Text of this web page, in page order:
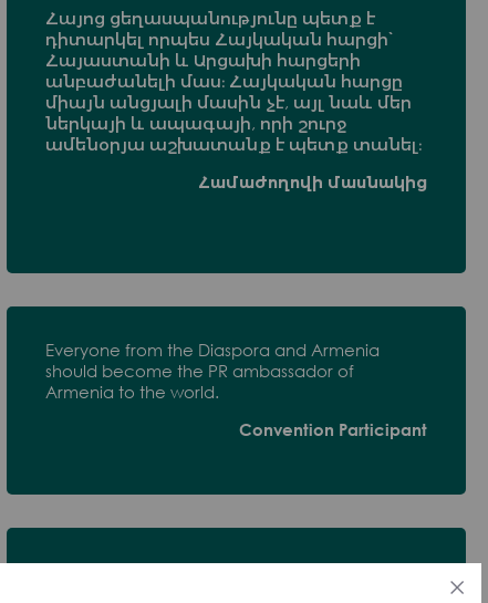
Հայոց ցեղասպանությունը պետք է
դիտարկել որպես Հայկական հարցի՝
Հայաստանի և Արցախի հարցերի
անբաժանելի մաս։ Հայկական հարցը
միայն անցյալի մասին չէ, այլ նաև մեր
ներկայի և ապագայի, որի շուրջ
ամենօրյա աշխատանք է պետք տանել։
Համաժողովի մասնակից
Everyone from the Diaspora and Armenia
should become the PR ambassador of
Armenia to the world.
Convention Participant